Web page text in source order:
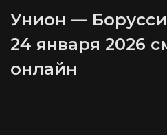
Унион —
24 января 2026
онлайн